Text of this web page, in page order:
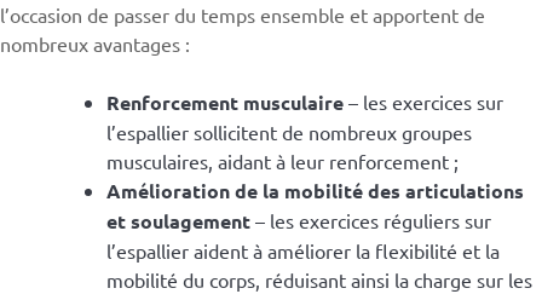
l’occasion de passer du temps ensemble et apportent de
nombreux avantages :
Renforcement musculaire – les exercices sur
l’espallier sollicitent de nombreux groupes
musculaires, aidant à leur renforcement ;
Amélioration de la mobilité des articulations
et soulagement – les exercices réguliers sur
l’espallier aident à améliorer la flexibilité et la
mobilité du corps, réduisant ainsi la charge sur les